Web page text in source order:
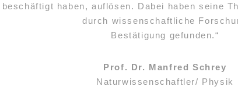
beschäftigt haben, auflösen. Dabei haben seine
durch wissenschaftliche
Bestätigung gefunden.“
Prof. Dr. Manfred Schrey
Naturwissenschaftler/ Physik